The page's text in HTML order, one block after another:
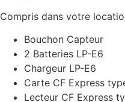
Compris dans votre
Bouchon Capteur
2 Batteries LP-E6
Chargeur LP-E6
Carte CF Express
Lecteur CF Express